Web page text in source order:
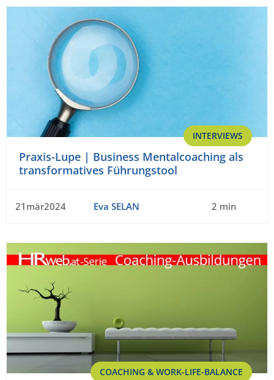
INTERVIEWS
Praxis-Lupe | Business Mentalcoaching als
transformatives Führungstool
21mär2024 Eva SELAN 2 min
COACHING & WORK-LIFE-BALANCE